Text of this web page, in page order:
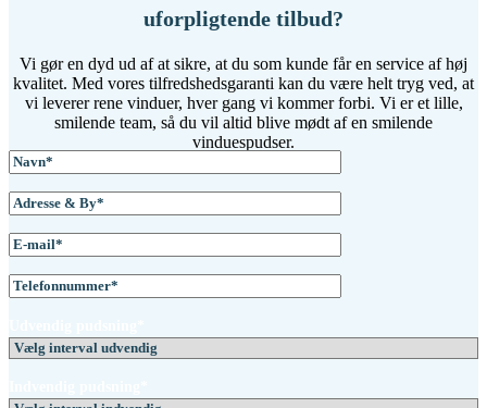
uforpligtende tilbud?
Vi gør en dyd ud af at sikre, at du som kunde får en service af høj
kvalitet. Med vores tilfredshedsgaranti kan du være helt tryg ved, at
vi leverer rene vinduer, hver gang vi kommer forbi. Vi er et lille,
smilende team, så du vil altid blive mødt af en smilende
vinduespudser.